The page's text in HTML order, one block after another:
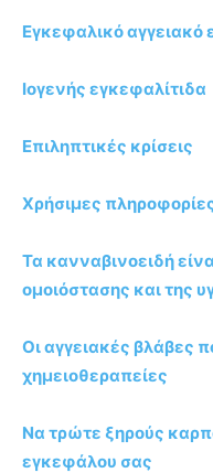
Εγκεφαλικό αγγειακό
Ιογενής εγκεφαλίτιδα
Επιληπτικές κρίσεις
Χρήσιμες
Τα κανναβινοειδή
ομοιόστασης και της
Οι αγγειακές βλάβες
χημειοθεραπείες
Να τρώτε ξηρούς
εγκεφάλου σας